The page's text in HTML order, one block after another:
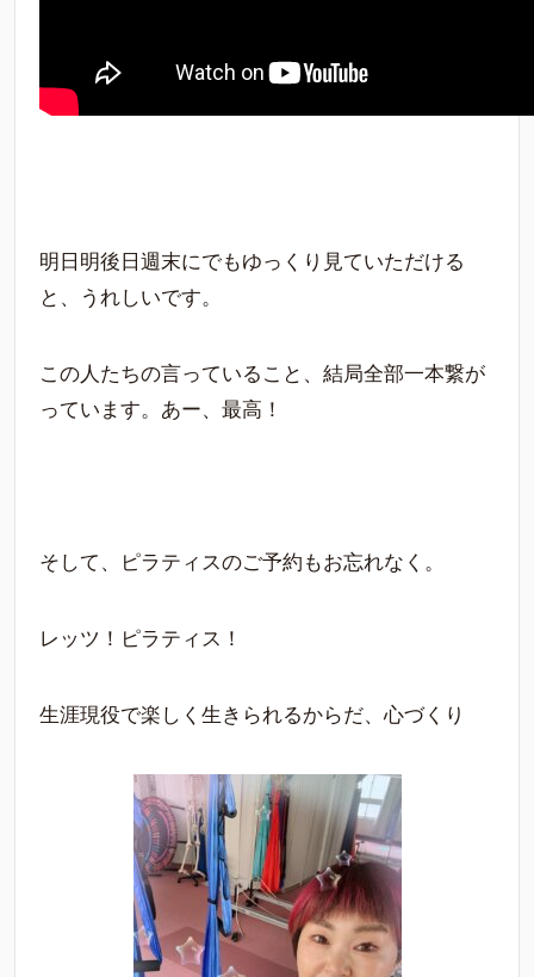
明日明後日週末にでもゆっくり見ていただける
と、うれしいです。
この人たちの言っていること、結局全部一本繋が
っています。あー、最高！
そして、ピラティスのご予約もお忘れなく。
レッツ！ピラティス！
生涯現役で楽しく生きられるからだ、心づくり